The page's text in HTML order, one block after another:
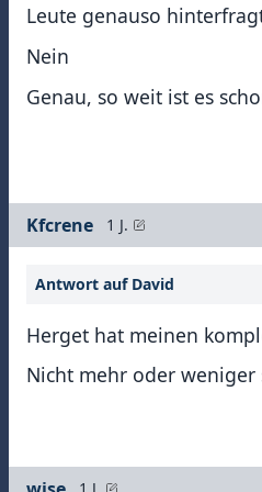
Leute genauso
Nein
Genau, so weit ist es
Kfcrene 1 J.
Antwort auf David
Herget hat meinen
Nicht mehr oder weniger